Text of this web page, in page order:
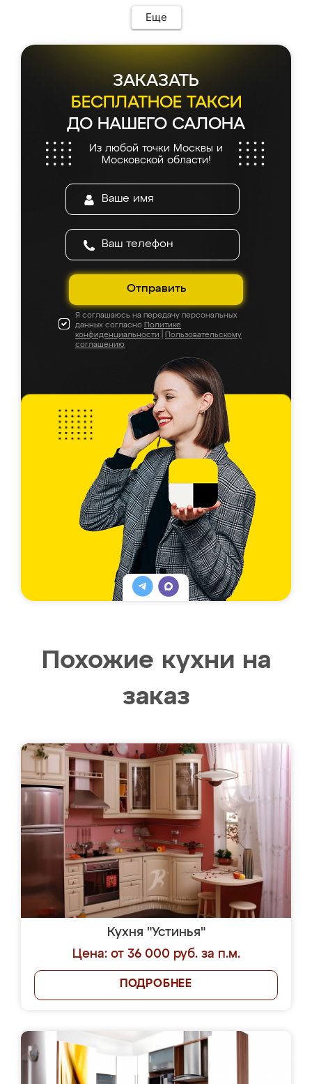
Еще
ЗАКАЗАТЬ
БЕСПЛАТНОЕ ТАКСИ
ДО НАШЕГО САЛОНА
Из любой точки Москвы и
Московской области!
Отправить
Я соглашаюсь на передачу персональных
данных согласно Политике
конфиденциальности
Пользовательскому
соглашению
Похожие кухни на
заказ
Кухня "Устинья"
Цена: от 36 000 руб. за п.м.
ПОДРОБНЕЕ